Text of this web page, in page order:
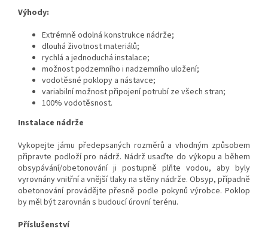
Výhody:
Extrémně odolná konstrukce nádrže;
dlouhá životnost materiálů;
rychlá a jednoduchá instalace;
možnost podzemního i nadzemního uložení;
vodotěsné poklopy a nástavce;
variabilní možnost připojení potrubí ze všech stran;
100% vodotěsnost.
Instalace nádrže
Vykopejte jámu předepsaných rozměrů a vhodným způsobem
připravte podloží pro nádrž. Nádrž usaďte do výkopu a během
obsypávání/obetonování ji postupně plňte vodou, aby byly
vyrovnány vnitřní a vnější tlaky na stěny nádrže. Obsyp, případně
obetonování provádějte přesně podle pokynů výrobce. Poklop
by měl být zarovnán s budoucí úrovní terénu.
Příslušenství